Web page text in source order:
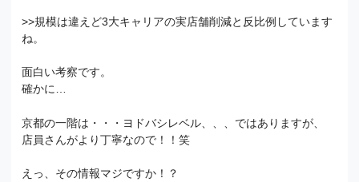
>>規模は違えど3大キャリアの実店舗削減と反比例しています
ね。
面白い考察です。
確かに…
京都の一階は・・・ヨドバシレベル、、、ではありますが、
店員さんがより丁寧なので！！笑
えっ、その情報マジですか！？